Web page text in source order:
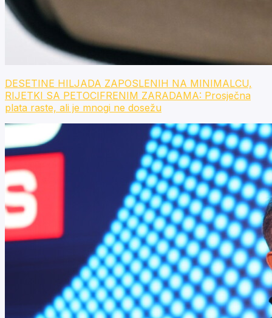
DESETINE HILJADA ZAPOSLENIH NA MINIMALCU,
RIJETKI SA PETOCIFRENIM ZARADAMA: Prosječna
plata raste, ali je mnogi ne dosežu